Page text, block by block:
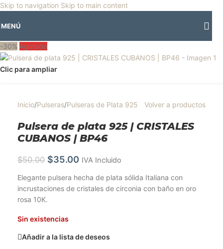
Skip to navigation Skip to main content
🎡Horario especial por vacaciones agostinas
MENÚ
-30% Agotado
Clic para ampliar
Inicio/Pulseras/Pulseras de Plata 925 Volver a productos
Pulsera de plata 925 | CRISTALES
CUBANOS | BP46
$50.00 $35.00 IVA Incluido
Elegante pulsera hecha de plata sólida Italiana con
incrustaciones de cristales de circonia con baño en oro
rosa 10K.
Sin existencias
Añadir a la lista de deseos